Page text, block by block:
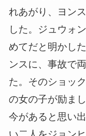
れあがり、ヨン
した。ジュウォ
めてだと明かし
ンスに、事故で
た。そのショッ
の女の子が励ま
今があると思い